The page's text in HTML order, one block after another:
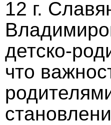
12 г.
детско-
что